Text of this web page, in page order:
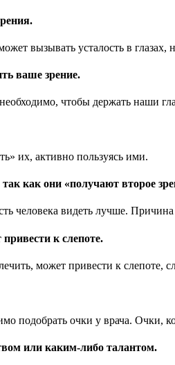
вызывать усталость в глазах,
ваше зрение.
необходимо, чтобы держать
их, активно пользуясь ими.
как они «получают второе
человека видеть лучше. Причина
к слепоте.
может привести к
подобрать очки у врача. Очки,
или каким-либо талантом.